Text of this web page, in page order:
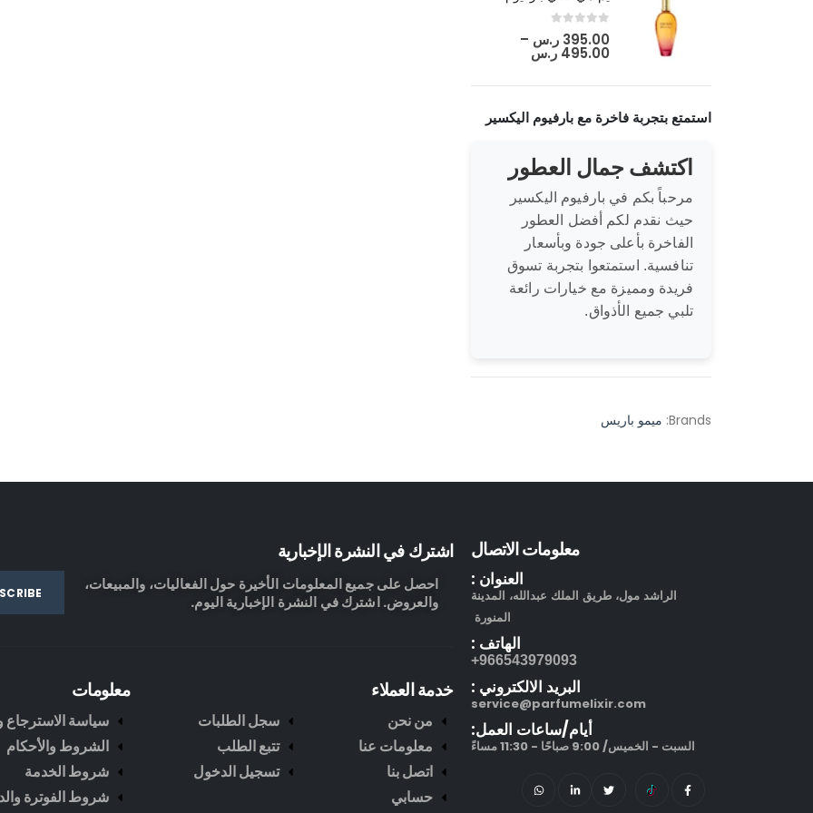
0
out of 5
395.00 ر.س –
495.00 ر.س
استمتع بتجربة فاخرة مع بارفيوم اليكسير
اكتشف جمال العطور
مرحباً بكم في بارفيوم اليكسير
حيث نقدم لكم أفضل العطور
الفاخرة بأعلى جودة وبأسعار
تنافسية. استمتعوا بتجربة تسوق
فريدة ومميزة مع خيارات رائعة
تلبي جميع الأذواق.
Brands: ميمو باريس
معلومات الاتصال
العنوان :
الراشد مول، طريق الملك عبدالله، المدينة
المنورة
الهاتف :
966543979093+
البريد الالكتروني :
service@parfumelixir.com
أيام/ساعات العمل:
السبت - الخميس/ 9:00 صباحًا - 11:30 مساءً
اشترك في النشرة الإخبارية
احصل على جميع المعلومات الأخيرة حول الفعاليات، والمبيعات،
والعروض. اشترك في النشرة الإخبارية اليوم.
خدمة العملاء
من نحن
معلومات عنا
اتصل بنا
حسابي
سجل الطلبات
تتبع الطلب
تسجيل الدخول
معلومات
سياسة الاسترجاع
الشروط والأحكام
شروط الخدمة
شروط الفوترة